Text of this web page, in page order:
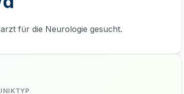
für die Neurologie gesucht.